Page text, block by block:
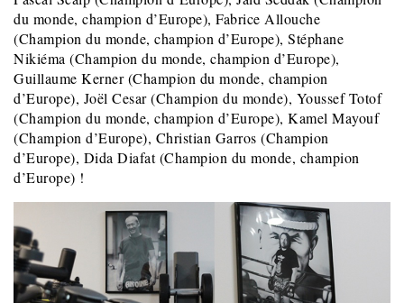
du monde, champion d’Europe), Fabrice Allouche
(Champion du monde, champion d’Europe), Stéphane
Nikiéma (Champion du monde, champion d’Europe),
Guillaume Kerner (Champion du monde, champion
d’Europe), Joël Cesar (Champion du monde), Youssef Totof
(Champion du monde, champion d’Europe), Kamel Mayouf
(Champion d’Europe), Christian Garros (Champion
d’Europe), Dida Diafat (Champion du monde, champion
d’Europe) !